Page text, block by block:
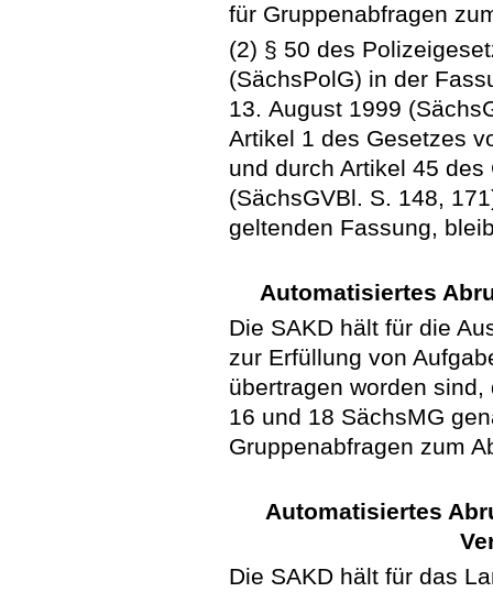
für Gruppenabfragen
(2) § 50 des
(SächsPolG) in der
13. August 1999
Artikel 1 des Gesetzes
und durch Artikel 45
(SächsGVBl. S. 148,
geltenden Fassung,
Automatisiertes
Die SAKD hält für die
zur Erfüllung von
übertragen worden
16 und 18 SächsMG
Gruppenabfragen zum
Automatisiertes
Die SAKD hält für das